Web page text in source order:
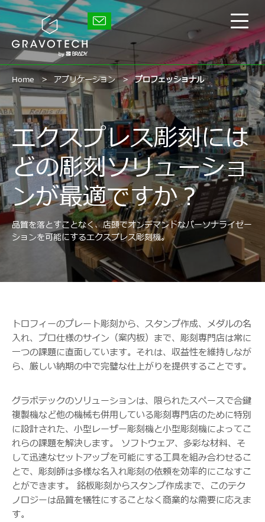
Skip
to
main
content
ラ
ボ
テ
ッ
ク
メ
イ
ン
メ
ニ
ュ
ー
の
表
示/
非
表
示
Home アプリケーション プロフェッショナル
エクスプレス彫刻には
どの彫刻ソリューショ
ンが最適ですか？
品質を落とすことなく、店頭でオンデマンドなパーソナライゼー
ションを可能にするエクスプレス彫刻機。
トロフィーのプレート彫刻から、スタンプ作成、メダルの名
入れ、プロ仕様のサイン（案内板）まで、彫刻専門店は常に
一つの課題に直面しています。それは、収益性を維持しなが
ら、厳しい納期の中で完璧な仕上がりを提供することです。
グラボテックのソリューションは、限られたスペースで合鍵
複製機など他の機械も併用している彫刻専門店のために特別
に設計された、小型レーザー彫刻機と小型彫刻機によってこ
れらの課題を解決します。 ソフトウェア、多彩な材料、そ
して迅速なセットアップを可能にする工具を組み合わせるこ
とで、彫刻師は多様な名入れ彫刻の依頼を効率的にこなすこ
とができます。 銘板彫刻からスタンプ作成まで、このテク
ノロジーは品質を犠牲にすることなく商業的な需要に応えま
す。